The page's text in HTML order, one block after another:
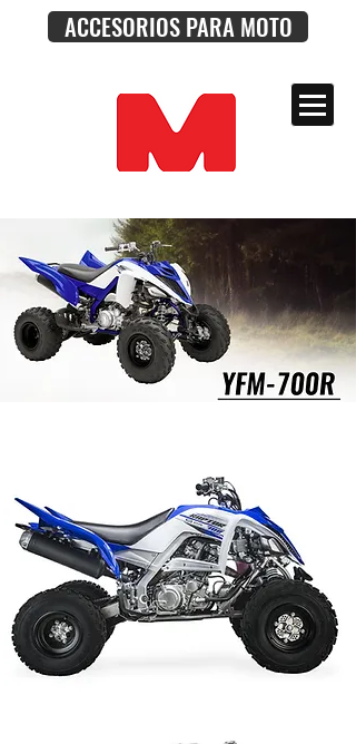
ACCESORIOS PARA MOTO